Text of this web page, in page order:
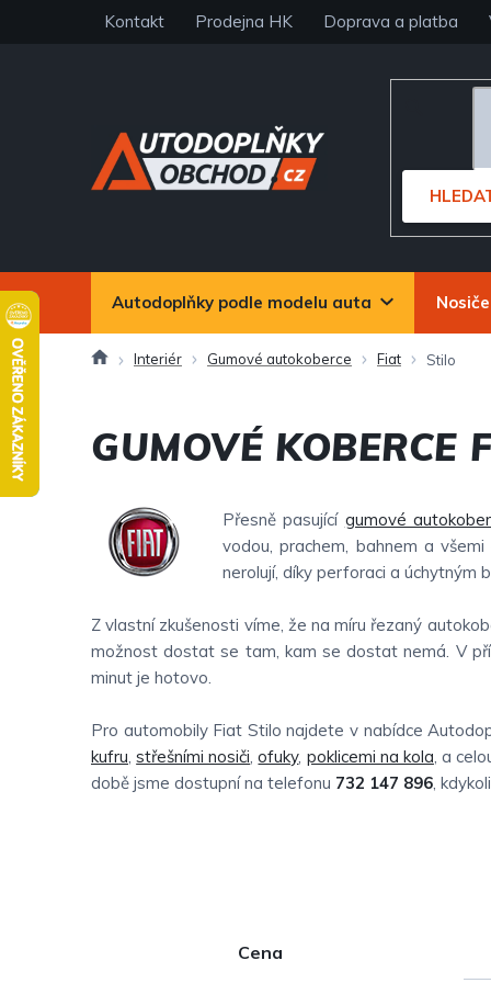
Kontakt Prodejna HK Doprava a platba
Autodoplňky podle modelu auta Nosiče
DomůInteriér Gumové autokoberce Fiat Stilo
GUMOVÉ KOBERCE
Přesně pasující gumové
vodou, prachem, bahnem a
nerolují, díky perforaci a úchytným
Z vlastní zkušenosti víme, že na míru řezaný
možnost dostat se tam, kam se dostat nemá. V
minut je hotovo.
Pro automobily Fiat Stilo najdete v nabídce
kufru,střešními nosiči,ofuky, poklicemi na kola, a
době jsme dostupní na telefonu 732 147 896,
Cena